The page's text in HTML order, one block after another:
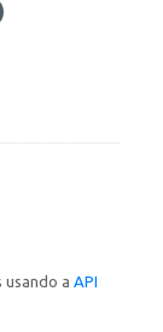
usando a API